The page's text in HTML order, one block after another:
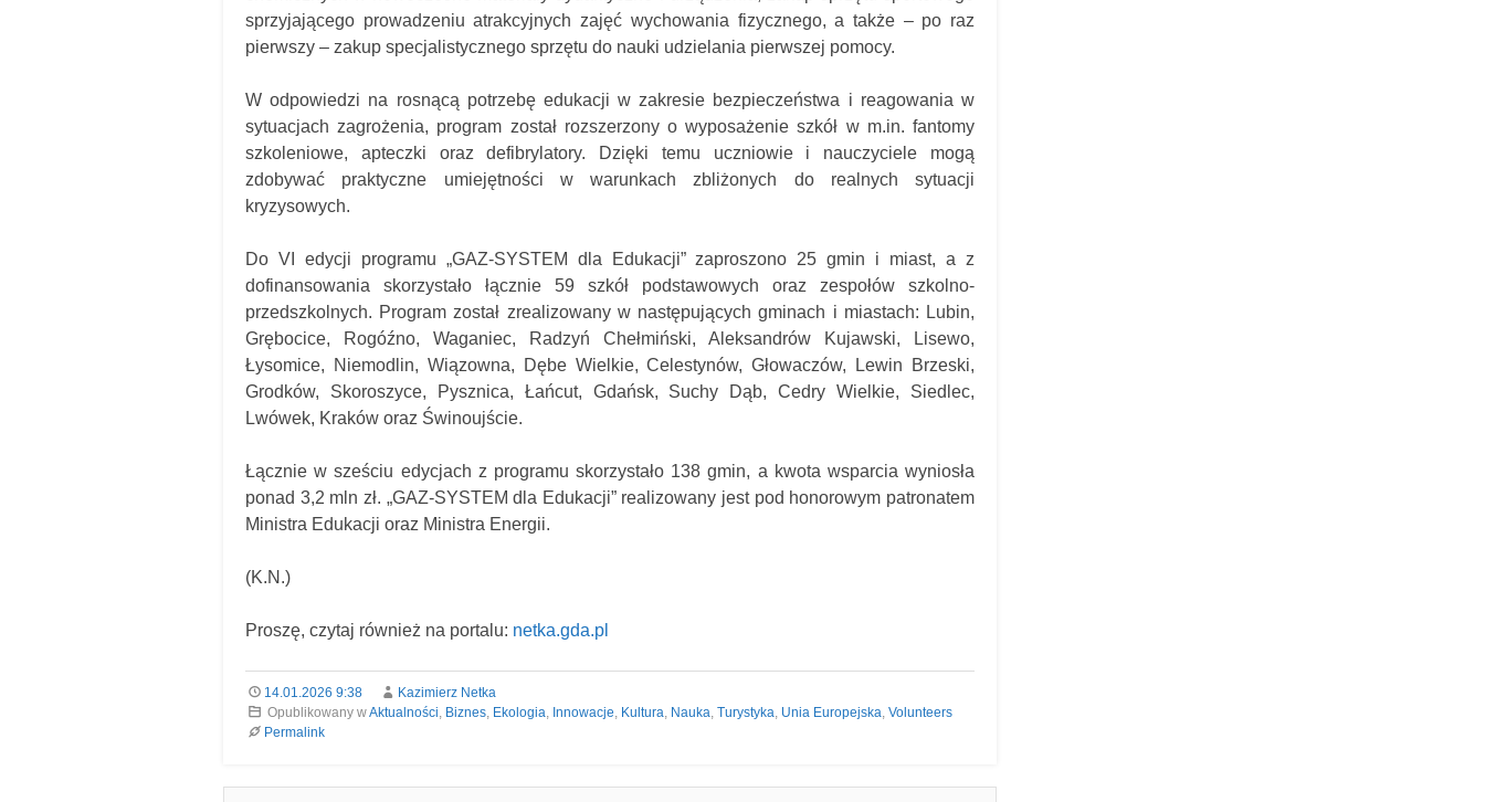
sprzyjającego prowadzeniu atrakcyjnych zajęć wychowania fizycznego, a także – po raz
pierwszy – zakup specjalistycznego sprzętu do nauki udzielania pierwszej pomocy.
W odpowiedzi na rosnącą potrzebę edukacji w zakresie bezpieczeństwa i reagowania w
sytuacjach zagrożenia, program został rozszerzony o wyposażenie szkół w m.in. fantomy
szkoleniowe, apteczki oraz defibrylatory. Dzięki temu uczniowie i nauczyciele mogą
zdobywać praktyczne umiejętności w warunkach zbliżonych do realnych sytuacji
kryzysowych.
Do VI edycji programu „GAZ-SYSTEM dla Edukacji” zaproszono 25 gmin i miast, a z
dofinansowania skorzystało łącznie 59 szkół podstawowych oraz zespołów szkolno-
przedszkolnych. Program został zrealizowany w następujących gminach i miastach: Lubin,
Grębocice, Rogóźno, Waganiec, Radzyń Chełmiński, Aleksandrów Kujawski, Lisewo,
Łysomice, Niemodlin, Wiązowna, Dębe Wielkie, Celestynów, Głowaczów, Lewin Brzeski,
Grodków, Skoroszyce, Pysznica, Łańcut, Gdańsk, Suchy Dąb, Cedry Wielkie, Siedlec,
Lwówek, Kraków oraz Świnoujście.
Łącznie w sześciu edycjach z programu skorzystało 138 gmin, a kwota wsparcia wyniosła
ponad 3,2 mln zł. „GAZ-SYSTEM dla Edukacji” realizowany jest pod honorowym patronatem
Ministra Edukacji oraz Ministra Energii.
(K.N.)
Proszę, czytaj również na portalu: netka.gda.pl
14.01.2026 9:38
Kazimierz Netka
Opublikowany wAktualności, Biznes, Ekologia, Innowacje, Kultura, Nauka, Turystyka, Unia Europejska, Volunteers
Permalink